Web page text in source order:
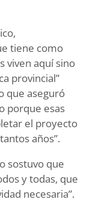
tiene como
viven aquí sino
provincial”
que aseguró
porque esas
el proyecto
años”.
sostuvo que
y todas, que
necesaria”.